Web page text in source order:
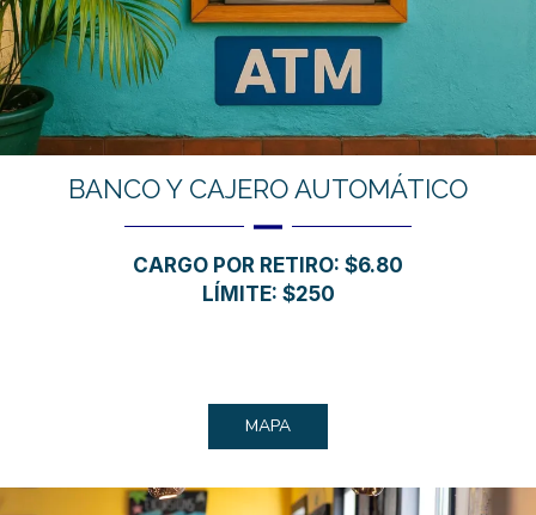
BANCO Y CAJERO AUTOMÁTICO
CARGO POR RETIRO: $6.80
LÍMITE: $250
MAPA